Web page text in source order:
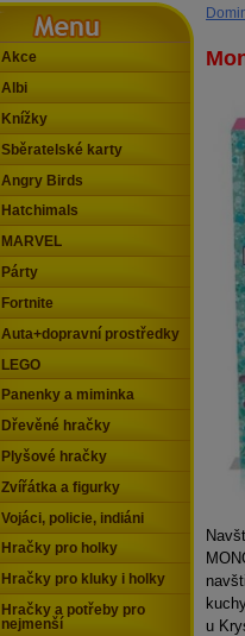
u
Menu
Akce
Albi
Knížky
Sběratelské karty
Angry Birds
Hatchimals
MARVEL
Párty
Fortnite
Auta+dopravní prostředky
LEGO
Panenky a miminka
Dřevěné hračky
Plyšové hračky
Zvířátka a figurky
Vojáci, policie, indiáni
Hračky pro holky
Hračky pro kluky i holky
Hračky a potřeby pro
nejmenší